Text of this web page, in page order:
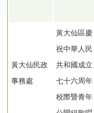
黃大仙民政
事務處
黃大仙區慶
祝中華人民
共和國成立
七十六周年
校際暨青年